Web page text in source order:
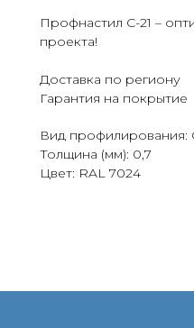
Профнастил С-21 –
проекта!
Доставка по региону
Гарантия на покрытие
Вид профилирования:
Толщина (мм): 0,7
Цвет: RAL 7024